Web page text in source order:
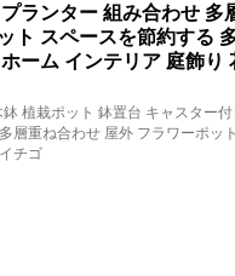
ランター 組み合わせ 多
ト スペースを節約する
ーム インテリア 庭飾り
鉢 植栽ポット 鉢置台 キャスター
層重ね合わせ 屋外 フラワーポッ
チゴ